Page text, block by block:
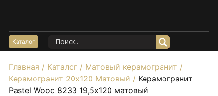
Каталог
Главная / Каталог / Матовый керамогранит /
Керамогранит 20х120 Матовый / Керамогранит
Pastel Wood 8233 19,5х120 матовый
Керамогранит Матовый
Керамогранит Карвинг
Керамогранит Полированный